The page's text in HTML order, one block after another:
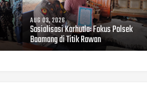
AUG 03, 2026
Sosialisasi Karhutla: Fokus Polsek
Baamang di Titik Rawan